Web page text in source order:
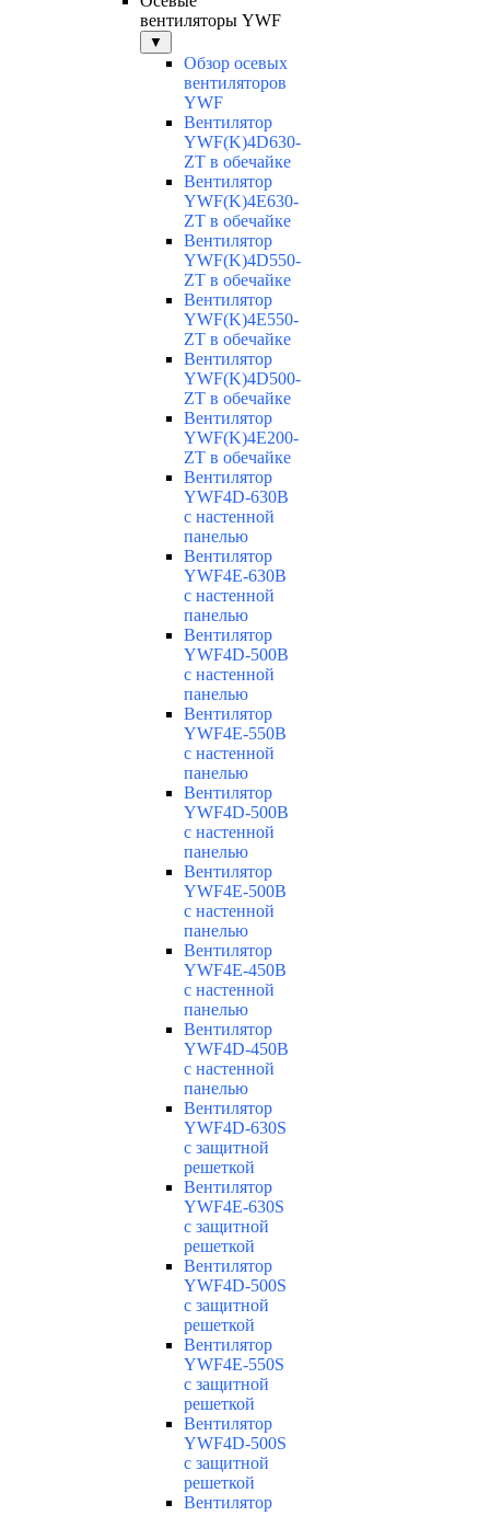
вентиляторы YWF
▼
Обзор осевых
вентиляторов
YWF
Вентилятор
YWF(K)4D630-
ZT в обечайке
Вентилятор
YWF(K)4E630-
ZT в обечайке
Вентилятор
YWF(K)4D550-
ZT в обечайке
Вентилятор
YWF(K)4E550-
ZT в обечайке
Вентилятор
YWF(K)4D500-
ZT в обечайке
Вентилятор
YWF(K)4E200-
ZT в обечайке
Вентилятор
YWF4D-630B
с настенной
панелью
Вентилятор
YWF4E-630B
с настенной
панелью
Вентилятор
YWF4D-500B
с настенной
панелью
Вентилятор
YWF4E-550B
с настенной
панелью
Вентилятор
YWF4D-500B
с настенной
панелью
Вентилятор
YWF4E-500B
с настенной
панелью
Вентилятор
YWF4E-450B
с настенной
панелью
Вентилятор
YWF4D-450B
с настенной
панелью
Вентилятор
YWF4D-630S
с защитной
решеткой
Вентилятор
YWF4E-630S
с защитной
решеткой
Вентилятор
YWF4D-500S
с защитной
решеткой
Вентилятор
YWF4E-550S
с защитной
решеткой
Вентилятор
YWF4D-500S
с защитной
решеткой
Вентилятор